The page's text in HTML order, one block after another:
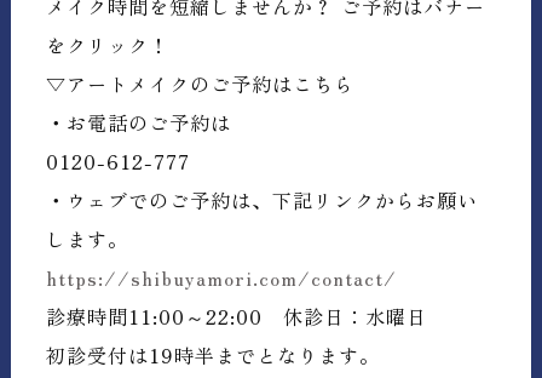
メイク時間を短縮しませんか？ ご予約はバナー
をクリック！
▽アートメイクのご予約はこちら
・お電話のご予約は
0120-612-777
・ウェブでのご予約は、下記リンクからお願い
します。
https://shibuyamori.com/contact/
診療時間11:00～22:00 休診日：水曜日
初診受付は19時半までとなります。